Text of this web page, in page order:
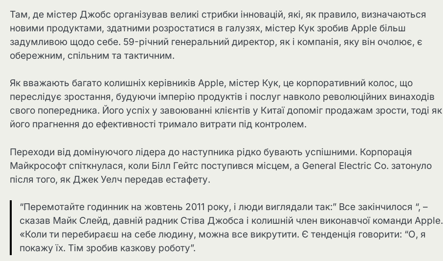
Там, де містер Джобс організував великі стрибки інновацій, які, як правило, визначаються
новими продуктами, здатними розростатися в галузях, містер Кук зробив Apple більш
задумливою щодо себе. 59-річний генеральний директор, як і компанія, яку він очолює, є
обережним, спільним та тактичним.
Як вважають багато колишніх керівників Apple, містер Кук, це корпоративний колос, що
переслідує зростання, будуючи імперію продуктів і послуг навколо революційних винаходів
свого попередника. Його успіх у завоюванні клієнтів у Китаї допоміг продажам зрости, тоді як
його прагнення до ефективності тримало витрати під контролем.
Переходи від домінуючого лідера до наступника рідко бувають успішними. Корпорація
Майкрософт спіткнулася, коли Білл Гейтс поступився місцем, а General Electric Co. затонуло
після того, як Джек Уелч передав естафету.
“Перемотайте годинник на жовтень 2011 року, і люди виглядали так:” Все закінчилося “, –
сказав Майк Слейд, давній радник Стіва Джобса і колишній член виконавчої команди Apple.
«Коли ти перебираєш на себе людину, можна все викрутити. Є тенденція говорити: “О, я
покажу їх. Тім зробив казкову роботу”.